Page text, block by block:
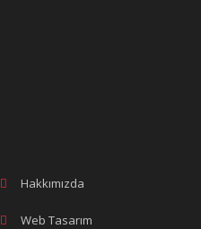
Hakkımızda
Web Tasarım